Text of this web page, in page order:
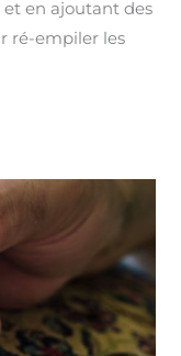
en ajoutant des
ré-empiler les